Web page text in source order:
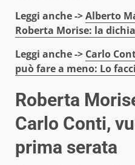
Leggi anche ->Alberto
Roberta Morise: la
Leggi anche -> Carlo
può fare a meno: Lo
Roberta
Carlo Conti,
prima serata